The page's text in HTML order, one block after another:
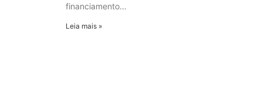
financiamento…
Leia mais »